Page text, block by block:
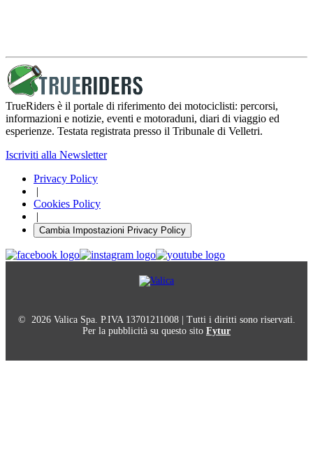
TrueRiders è il portale di riferimento dei motociclisti: percorsi,
informazioni e notizie, eventi e motoraduni, diari di viaggio ed
esperienze. Testata registrata presso il Tribunale di Velletri.
Iscriviti alla Newsletter
Privacy Policy
|
Cookies Policy
|
Cambia Impostazioni Privacy Policy
© 2026 Valica Spa. P.IVA 13701211008 | Tutti i diritti sono riservati.
Per la pubblicità su questo sito Fytur